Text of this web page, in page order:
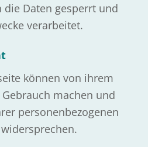
die Daten gesperrt und
verarbeitet.
können von ihrem
machen und
personenbezogenen